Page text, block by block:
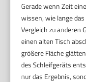
Gerade wenn Zeit
wissen, wie lange
Vergleich zu anderen
einen alten Tisch
größere Fläche
des Schleifgeräts
nur das Ergebnis,